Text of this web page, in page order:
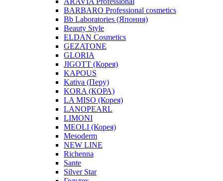
BARBARO Professional cosmetics
Bb Laboratories (Япония)
Beauty Style
ELDAN Cosmetics
GEZATONE
GLORIA
JIGOTT (Корея)
KAPOUS
Kativa (Перу)
KORA (КОРА)
LA MISO (Корея)
LANOPEARL
LIMONI
MEOLI (Корея)
Mesoderm
NEW LINE
Richenna
Sante
Silver Star